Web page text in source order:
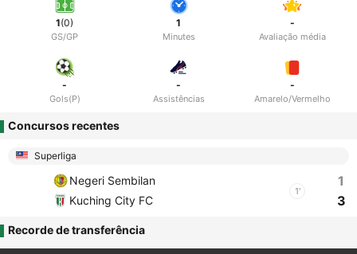
1(0)
GS/GP
1
Minutes
-
Avaliação média
-
Gols(P)
-
Assistências
-
Amarelo/Vermelho
Concursos recentes
Superliga
Negeri Sembilan
Kuching City FC
1'
1
3
Recorde de transferência